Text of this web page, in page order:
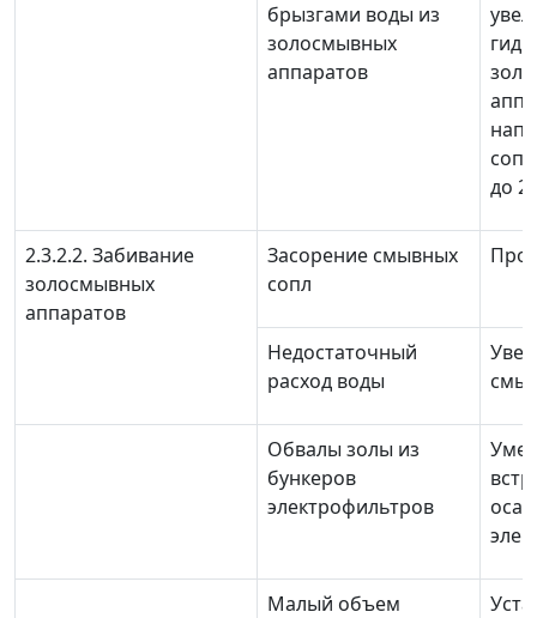
брызгами воды из
золосмывных
аппаратов
до
2.3.2.2. Забивание
золосмывных
аппаратов
Засорение смывных
сопл
Недостаточный
расход воды
Обвалы золы из
бункеров
электрофильтров
Малый объем